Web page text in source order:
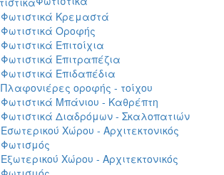
Φωτιστικά Κρεμαστά
Φωτιστικά Οροφής
Φωτιστικά Επιτοίχια
Φωτιστικά Επιτραπέζια
Φωτιστικά Επιδαπέδια
Πλαφονιέρες οροφής - τοίχου
Φωτιστικά Μπάνιου - Καθρέπτη
Φωτιστικά Διαδρόμων - Σκαλοπατιών
Εσωτερικού Χώρου - Αρχιτεκτονικός
Φωτισμός
Εξωτερικού Χώρου - Αρχιτεκτονικός